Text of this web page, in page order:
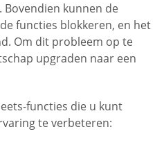
kunnen de
functies blokkeren, en het
Om dit probleem op te
upgraden naar een
functies die u kunt
te verbeteren: